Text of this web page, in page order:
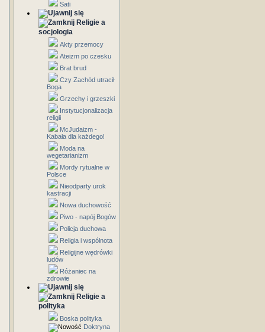
Sati
Religie a
socjologia
Akty przemocy
Ateizm po czesku
Brat brud
Czy Zachód utracił
Boga
Grzechy i grzeszki
Instytucjonalizacja
religii
McJudaizm -
Kabała dla każdego!
Moda na
wegetarianizm
Mordy rytualne w
Polsce
Nieodparty urok
kastracji
Nowa duchowość
Piwo - napój Bogów
Policja duchowa
Religia i wspólnota
Religijne wędrówki
ludów
Różaniec na
zdrowie
Religie a
polityka
Boska polityka
Doktryna